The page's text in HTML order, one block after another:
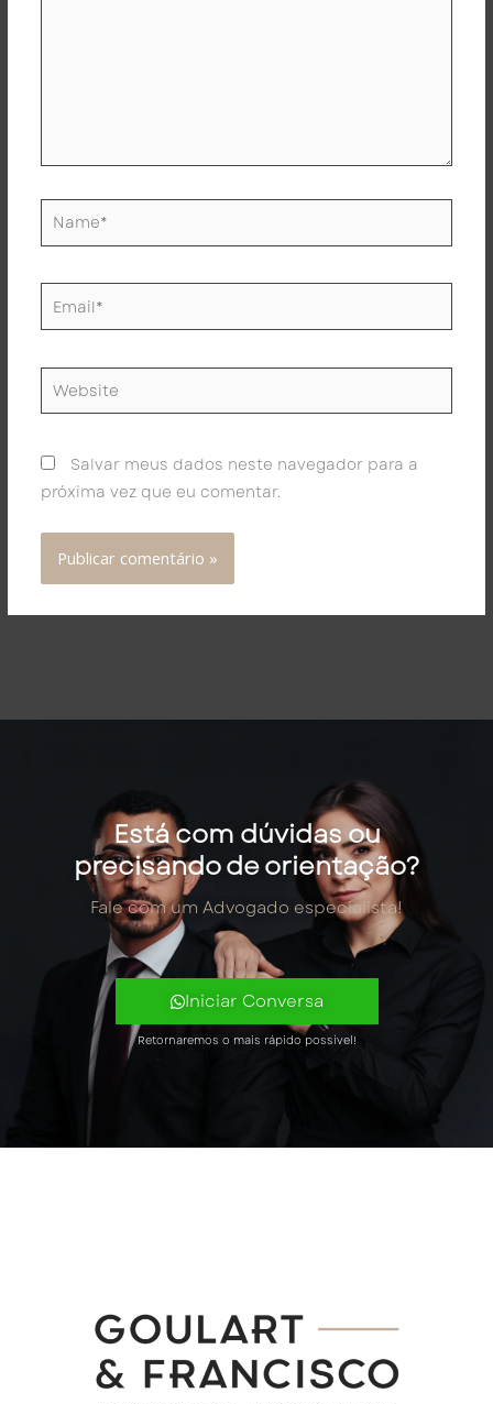
Name*
Email*
Website
Salvar meus dados neste navegador para a
próxima vez que eu comentar.
Está com dúvidas ou
precisando de orientação?
Fale com um Advogado especialista!
Iniciar Conversa
Retornaremos o mais rápido possível!